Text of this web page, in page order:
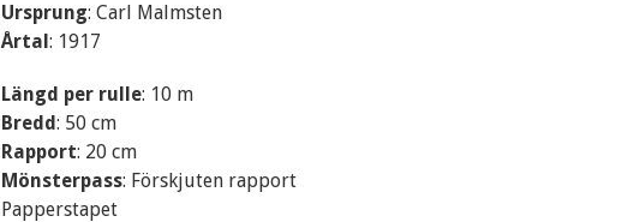
Ursprung: Carl Malmsten
Årtal: 1917
Längd per rulle: 10 m
Bredd: 50 cm
Rapport: 20 cm
Mönsterpass: Förskjuten rapport
Papperstapet